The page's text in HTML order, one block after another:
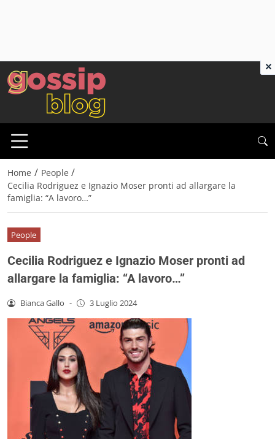
Home / People /
Cecilia Rodriguez e Ignazio Moser pronti ad allargare la
famiglia: “A lavoro…”
People
Cecilia Rodriguez e Ignazio Moser pronti ad
allargare la famiglia: “A lavoro…”
Bianca Gallo - 3 Luglio 2024
×